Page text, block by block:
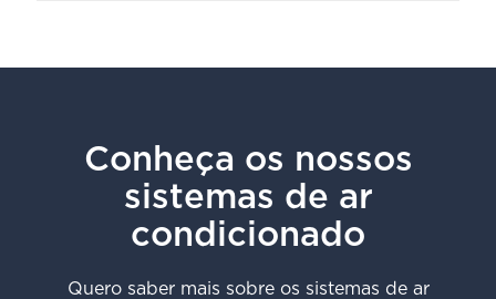
Conheça os nossos
sistemas de ar
condicionado
Quero saber mais sobre os sistemas de ar